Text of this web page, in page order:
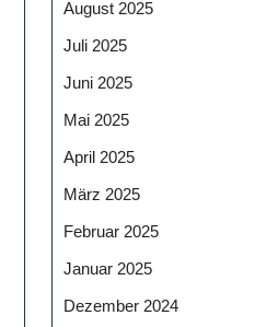
August 2025
Juli 2025
Juni 2025
Mai 2025
April 2025
März 2025
Februar 2025
Januar 2025
Dezember 2024